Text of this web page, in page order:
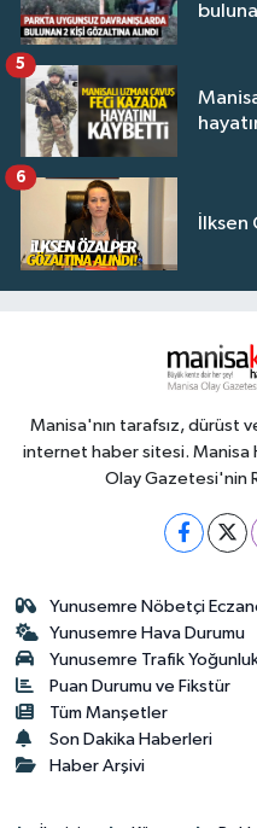
5
6
Manisa'nın tarafsız, dürüst
internet haber sitesi. Manisa
Olay Gazetesi'nin
Yunusemre Nöbetçi
Yunusemre Hava Durumu
Yunusemre Trafik
Puan Durumu ve Fikstür
Tüm Manşetler
Son Dakika Haberleri
Haber Arşivi